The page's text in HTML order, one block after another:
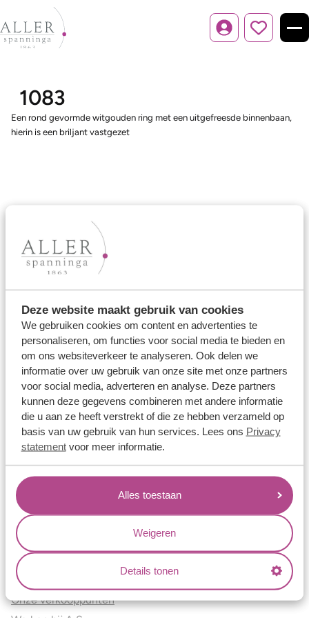
Deze website maakt gebruik van cookies
We gebruiken cookies om content en advertenties te
personaliseren, om functies voor social media te bieden en
om ons websiteverkeer te analyseren. Ook delen we
informatie over uw gebruik van onze site met onze partners
voor social media, adverteren en analyse. Deze partners
kunnen deze gegevens combineren met andere informatie
die u aan ze heeft verstrekt of die ze hebben verzameld op
basis van uw gebruik van hun services. Lees ons Privacy
statementvoor meer informatie.
Alles toestaan
Weigeren
Details tonen
Inloggen
1083
Een rond gevormde witgouden ring met een uitgefreesde binnenbaan,
hierin is een briljant vastgezet
Ons aanbod
Trouwringen
Memoireringen
Verlovingsringen
Vriendschapsringen
Over ons
Aller Spanninga
Historie
Certificaten
Blogs
Jouw voordelen
Conflictvrije Materialen
Oneindig veel mogelijkheden
Kwaliteit
Juweliers & Contact
Onze verkooppunten